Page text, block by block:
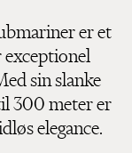
er et
sin slanke
300 meter er
elegance.